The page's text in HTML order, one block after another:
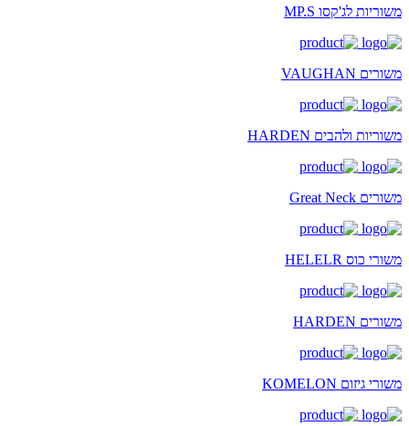
משוריות לג'קסו MP.S
משורים VAUGHAN
משוריות ולהבים HARDEN
משורים Great Neck
משורי כוס HELELR
משורים HARDEN
משורי גיזום KOMELON